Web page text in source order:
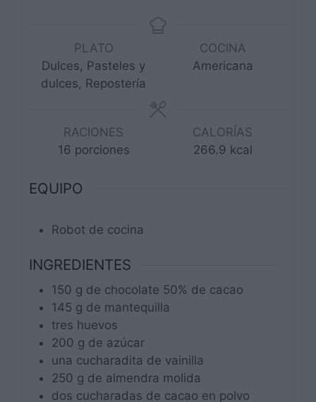
PLATO
Dulces, Pasteles y
dulces, Repostería
COCINA
Americana
RACIONES
16 porciones
CALORÍAS
266.9 kcal
EQUIPO
Robot de cocina
INGREDIENTES
150 g de chocolate 50% de cacao
145 g de mantequilla
tres huevos
200 g de azúcar
una cucharadita de vainilla
250 g de almendra molida
dos cucharadas de cacao en polvo